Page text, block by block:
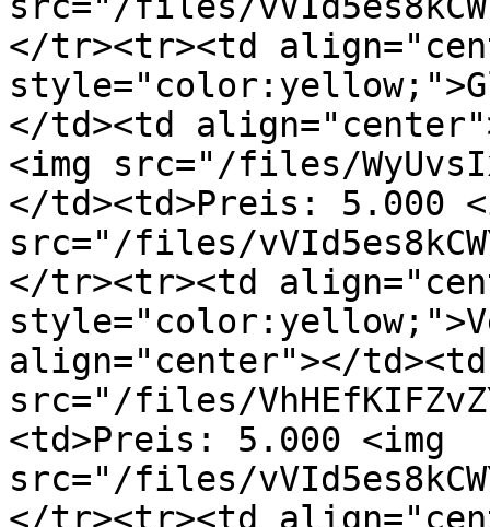
</tr><tr><td
</td><td
<img src="/files/
</td><td>Preis: 5.000
src="/files/
</tr><tr><td
align="center"></
src="/files/
<td>Preis: 5.000 <img
src="/files/
</tr><tr><td